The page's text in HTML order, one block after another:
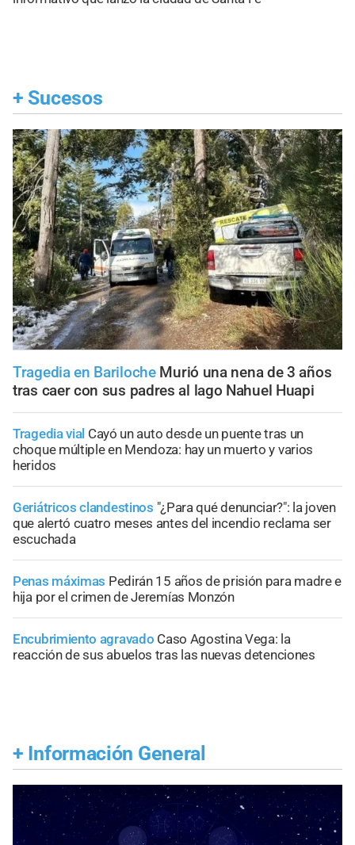
+ Sucesos
Tragedia en Bariloche Murió una nena de 3 años
tras caer con sus padres al lago Nahuel Huapi
Tragedia vial Cayó un auto desde un puente tras un
choque múltiple en Mendoza: hay un muerto y varios
heridos
Geriátricos clandestinos "¿Para qué denunciar?": la joven
que alertó cuatro meses antes del incendio reclama ser
escuchada
Penas máximas Pedirán 15 años de prisión para madre e
hija por el crimen de Jeremías Monzón
Encubrimiento agravado Caso Agostina Vega: la
reacción de sus abuelos tras las nuevas detenciones
+ Información General